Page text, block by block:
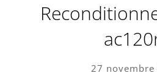
27 novembre